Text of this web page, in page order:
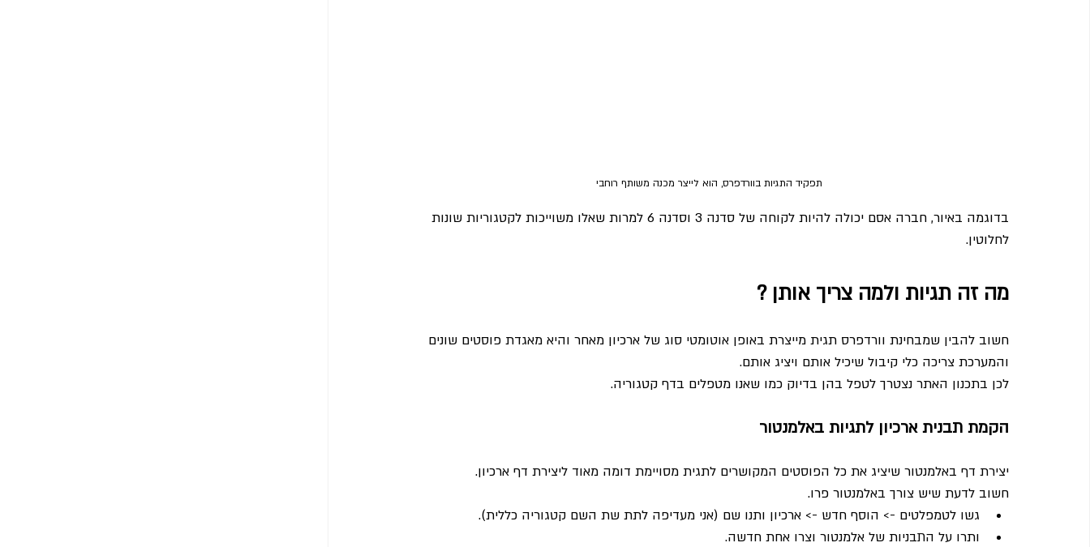
תפקיד התגיות בוורדפרס, הוא לייצר מכנה משותף רוחבי
בדוגמה באיור, חברה אסם יכולה להיות לקוחה של סדנה 3 וסדנה 6 למרות שאלו משוייכות לקטגוריות שונות
לחלוטין.
מה זה תגיות ולמה צריך אותן ?
חשוב להבין שמבחינת וורדפרס תגית מייצרת באופן אוטומטי סוג של ארכיון מאחר והיא מאגדת פוסטים שונים
והמערכת צריכה כלי קיבול שיכיל אותם ויציג אותם.
לכן בתכנון האתר נצטרך לטפל בהן בדיוק כמו שאנו מטפלים בדף קטגוריה.
הקמת תבנית ארכיון לתגיות באלמנטור
יצירת דף באלמנטור שיציג את כל הפוסטים המקושרים לתגית מסויימת דומה מאוד ליצירת דף ארכיון.
חשוב לדעת שיש צורך באלמנטור פרו.
גשו לטמפלטים -> הוסף חדש -> ארכיון ותנו שם (אני מעדיפה לתת שת השם קטגוריה כללית).
ותרו על התבניות של אלמנטור וצרו אחת חדשה.